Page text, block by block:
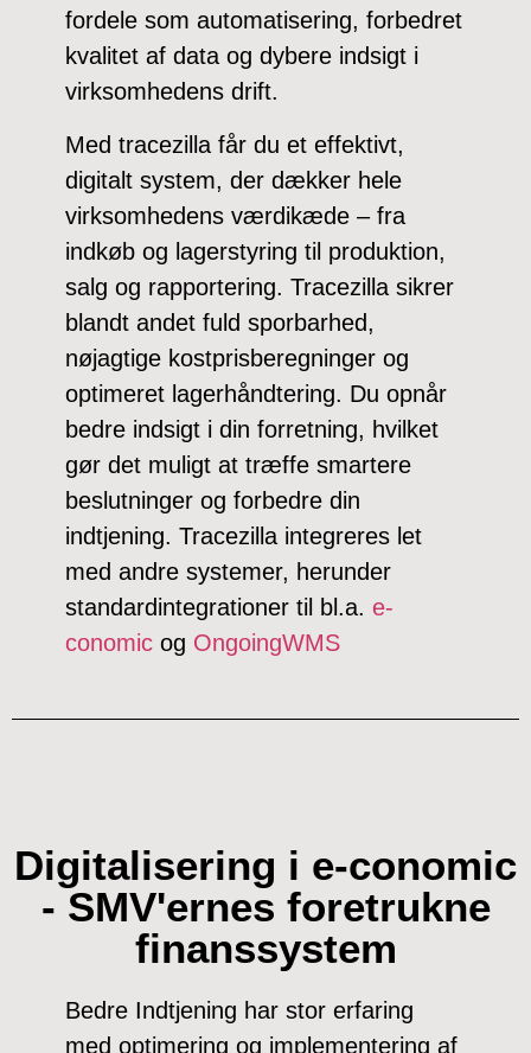
fordele som automatisering, forbedret
kvalitet af data og dybere indsigt i
virksomhedens drift.
Med tracezilla får du et effektivt,
digitalt system, der dækker hele
virksomhedens værdikæde – fra
indkøb og lagerstyring til produktion,
salg og rapportering. Tracezilla sikrer
blandt andet fuld sporbarhed,
nøjagtige kostprisberegninger og
optimeret lagerhåndtering. Du opnår
bedre indsigt i din forretning, hvilket
gør det muligt at træffe smartere
beslutninger og forbedre din
indtjening. Tracezilla integreres let
med andre systemer, herunder
standardintegrationer til bl.a. e-
conomic og OngoingWMS
Digitalisering i e-conomic
- SMV'ernes foretrukne
finanssystem
Bedre Indtjening har stor erfaring
med optimering og implementering af